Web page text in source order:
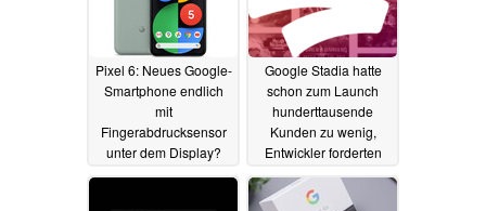
Pixel 6: Neues Google-
Smartphone endlich
mit
Fingerabdrucksensor
unter dem Display?
18.03.2021
Google Stadia hatte
schon zum Launch
hunderttausende
Kunden zu wenig,
Entwickler forderten
01.03.2021